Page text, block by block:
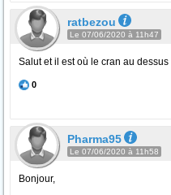
ratbezou
Le 07/06/2020 à 11h47
Salut et il est où le cran au
0
Pharma95
Le 07/06/2020 à 11h58
Bonjour,